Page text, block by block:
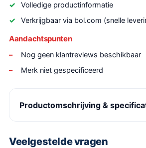
Volledige productinformatie
Verkrijgbaar via bol.com (snelle
Aandachtspunten
Nog geen klantreviews beschikbaar
Merk niet gespecificeerd
Productomschrijving &
Veelgestelde vragen